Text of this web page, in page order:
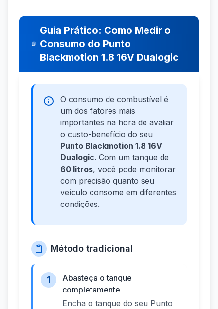
Guia Prático: Como Medir o
Consumo do Punto
Blackmotion 1.8 16V Dualogic
O consumo de combustível é
um dos fatores mais
importantes na hora de avaliar
o custo-benefício do seu
Punto Blackmotion 1.8 16V
Dualogic. Com um tanque de
60 litros, você pode monitorar
com precisão quanto seu
veículo consome em diferentes
condições.
Método tradicional
1
Abasteça o tanque
completamente
Encha o tanque do seu Punto